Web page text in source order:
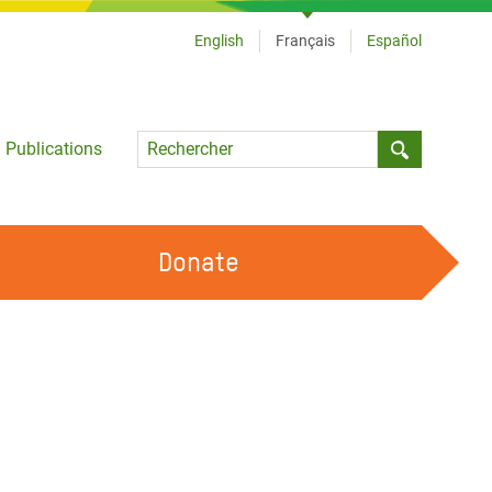
Publications
Language
English Français Español
Donate